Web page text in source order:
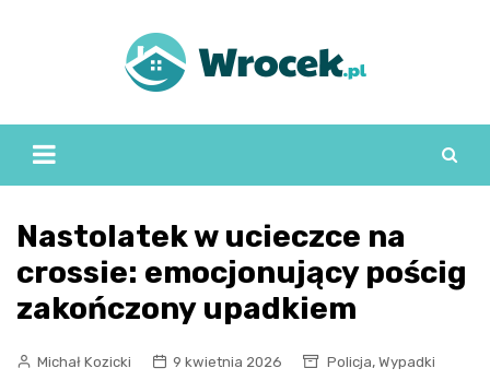
Nastolatek w ucieczce na
crossie: emocjonujący pościg
zakończony upadkiem
Michał Kozicki 9 kwietnia 2026 Policja, Wypadki